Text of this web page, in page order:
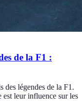
de la F1 :
des légendes de la F1.
est leur influence sur les